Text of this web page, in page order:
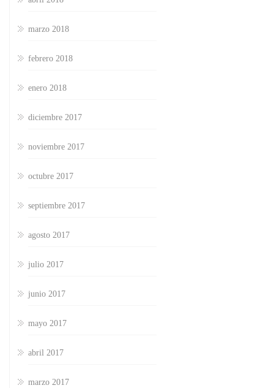
marzo 2018
febrero 2018
enero 2018
diciembre 2017
noviembre 2017
octubre 2017
septiembre 2017
agosto 2017
julio 2017
junio 2017
mayo 2017
abril 2017
marzo 2017